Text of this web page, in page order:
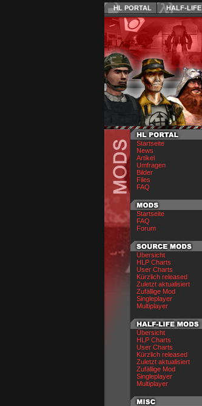
HL PORTAL HALF-LIFE
Startseite
News
Artikel
Umfragen
Bilder
Files
FAQ
Startseite
FAQ
Forum
Übersicht
HLP Charts
User Charts
Kürzlich released
Zuletzt aktualisiert
Zufällige Mod
Singleplayer
Multiplayer
Übersicht
HLP Charts
User Charts
Kürzlich released
Zuletzt aktualisiert
Zufällige Mod
Singleplayer
Multiplayer